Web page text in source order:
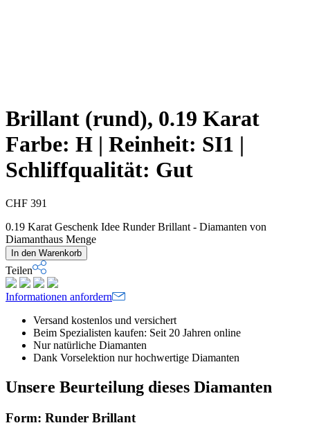
Brillant (rund), 0.19 Karat
Farbe: H | Reinheit: SI1 |
Schliffqualität: Gut
CHF 391
0.19 Karat Geschenk Idee Runder Brillant - Diamanten von
Diamanthaus Menge
In den Warenkorb
Teilen
Informationen anfordern
Versand kostenlos und versichert
Beim Spezialisten kaufen: Seit 20 Jahren online
Nur natürliche Diamanten
Dank Vorselektion nur hochwertige Diamanten
Unsere Beurteilung dieses Diamanten
Form: Runder Brillant